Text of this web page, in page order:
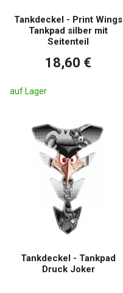
Tankdeckel - Print Wings
Tankpad silber mit
Seitenteil
18,60 €
auf Lager
Tankdeckel - Tankpad
Druck Joker